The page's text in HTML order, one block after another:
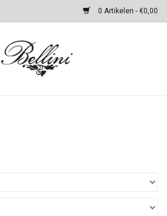
0 Artikelen - €0,00